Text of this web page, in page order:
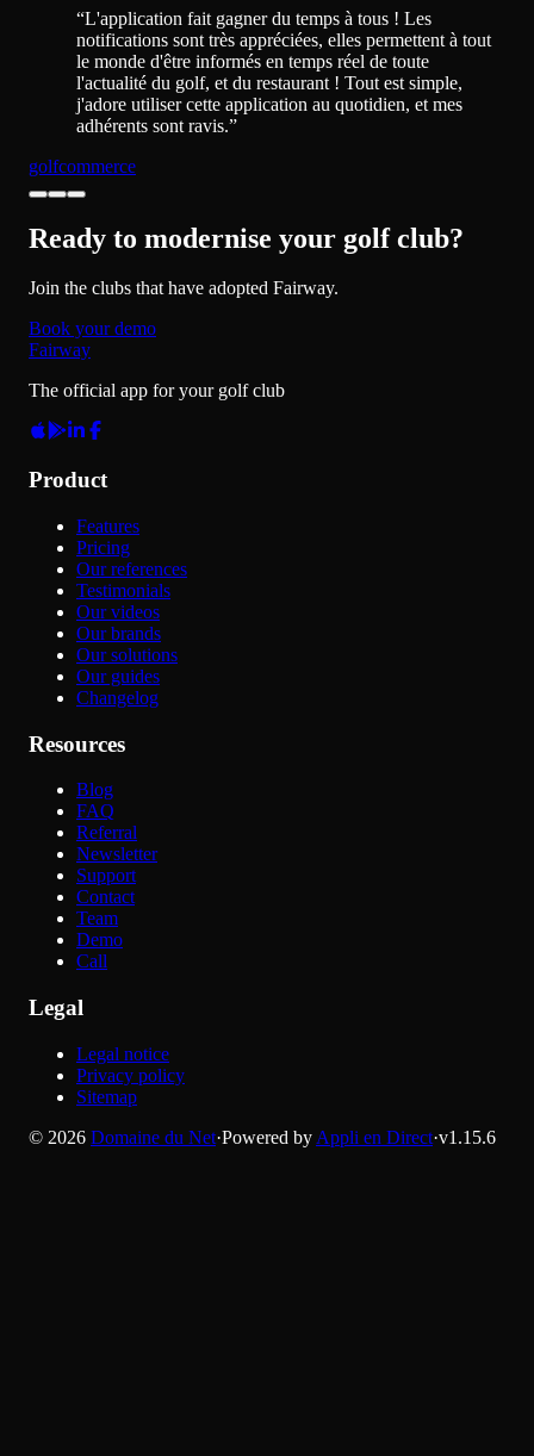
“L'application fait gagner du temps à tous ! Les
notifications sont très appréciées, elles permettent à tout
le monde d'être informés en temps réel de toute
l'actualité du golf, et du restaurant ! Tout est simple,
j'adore utiliser cette application au quotidien, et mes
adhérents sont ravis.”
golfcommerce
Ready to modernise your golf club?
Join the clubs that have adopted Fairway.
Book your demo
Fairway
The official app for your golf club
Product
Features
Pricing
Our references
Testimonials
Our videos
Our brands
Our solutions
Our guides
Changelog
Resources
Blog
FAQ
Referral
Newsletter
Support
Contact
Team
Demo
Call
Legal
Legal notice
Privacy policy
Sitemap
© 2026 Domaine du Net·Powered by Appli en Direct·v1.15.6